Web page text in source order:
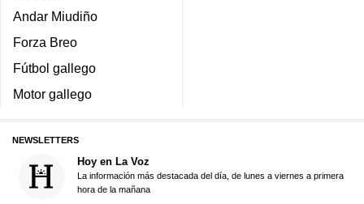
Andar Miudiño
Forza Breo
Fútbol gallego
Motor gallego
NEWSLETTERS
Hoy en La Voz
La información más destacada del día, de lunes a viernes a primera
hora de la mañana